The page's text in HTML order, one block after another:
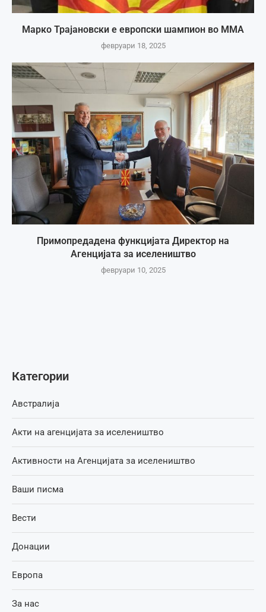
Марко Трајановски е европски шампион во ММА
февруари 18, 2025
Примопредадена функцијата Директор на
Агенцијата за иселеништво
февруари 10, 2025
Категории
Австралија
Акти на агенцијата за иселеништво
Активности на Агенцијата за иселеништво
Ваши писма
Вести
Донации
Европа
За нас